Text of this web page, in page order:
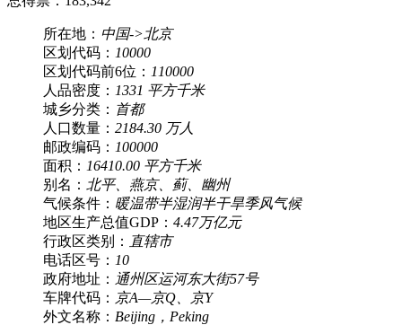
所在地： 中国->北京
区划代码： 10000
区划代码前6位： 110000
人品密度： 1331 平方千米
城乡分类： 首都
人口数量： 2184.30 万人
邮政编码： 100000
面积： 16410.00 平方千米
别名： 北平、燕京、蓟、幽州
气候条件： 暖温带半湿润半干旱季风气候
地区生产总值GDP： 4.47万亿元
行政区类别： 直辖市
电话区号： 10
政府地址： 通州区运河东大街57号
车牌代码： 京A—京Q、京Y
外文名称： Beijing，Peking